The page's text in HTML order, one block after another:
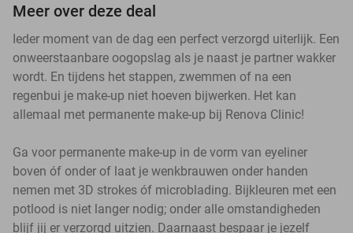
Meer over deze deal
Ieder moment van de dag een perfect verzorgd uiterlijk. Een
onweerstaanbare oogopslag als je naast je partner wakker
wordt. En tijdens het stappen, zwemmen of na een
regenbui je make-up niet hoeven bijwerken. Het kan
allemaal met permanente make-up bij Renova Clinic!
Ga voor permanente make-up in de vorm van eyeliner
boven óf onder of laat je wenkbrauwen onder handen
nemen met 3D strokes óf microblading. Bijkleuren met een
potlood is niet langer nodig; onder alle omstandigheden
blijf jij er verzorgd uitzien. Daarnaast bespaar je jezelf